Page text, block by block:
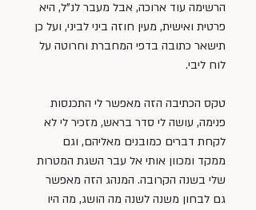
הרשימה עוד ארוכה, אבל מעבר לנ”ל, היא
פרטית ואישית, מעין חוזה ביני לביני, ועל כן
תישאר כתובה בדפי המחברת וחרוטה על
לוח ליבי.
טקס הכתיבה הזה מאפשר לי התכנסות
פנימה, עושה לי סדר בראש, מזכיר לי לא
לקחת דברים כמובנים מאליהם, וגם
ממקד ומכוון אותי אל עבר השגת המטרות
שלי בשנה הקרובה. המנהג הזה מאפשר
גם לבחון משנה לשנה מה הושג, מה היו